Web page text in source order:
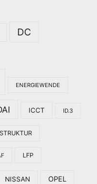
DC
ENERGIEWENDE
ICCT ID.3
LFP
NISSAN OPEL